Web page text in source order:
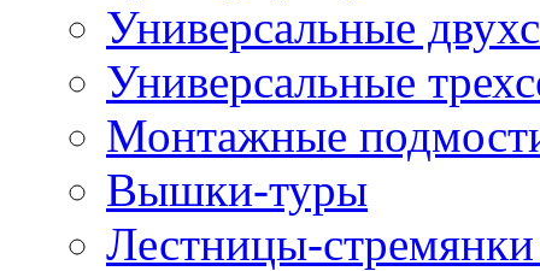
Универсальные
Универсальные
Монтажные
Вышки-туры
Лестницы-стремянки